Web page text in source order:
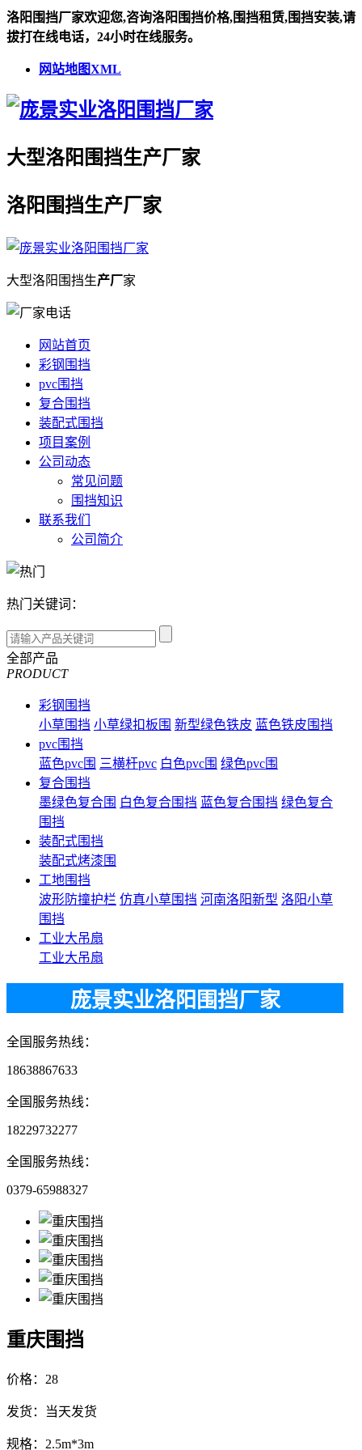
洛阳围挡厂家欢迎您,咨询洛阳围挡价格,围挡租赁,围挡安装,请
拔打在线电话，24小时在线服务。
网站地图XML
大型洛阳围挡生产厂家
洛阳围挡生产厂家
大型洛阳围挡生产厂家
网站首页
彩钢围挡
pvc围挡
复合围挡
装配式围挡
项目案例
公司动态
常见问题
围挡知识
联系我们
公司简介
热门关键词：
全部产品
PRODUCT
彩钢围挡
小草围挡 小草绿扣板围 新型绿色铁皮 蓝色铁皮围挡
pvc围挡
蓝色pvc围 三横杆pvc 白色pvc围 绿色pvc围
复合围挡
墨绿色复合围 白色复合围挡 蓝色复合围挡 绿色复合
围挡
装配式围挡
装配式烤漆围
工地围挡
波形防撞护栏 仿真小草围挡 河南洛阳新型 洛阳小草
围挡
工业大吊扇
工业大吊扇
庞景实业洛阳围挡厂家
全国服务热线：
18638867633
全国服务热线：
18229732277
全国服务热线：
0379-65988327
重庆围挡
价格：28
发货：当天发货
规格：2.5m*3m